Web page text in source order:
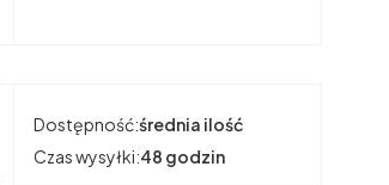
Dostępność:średnia ilość
Czas wysyłki:48 godzin